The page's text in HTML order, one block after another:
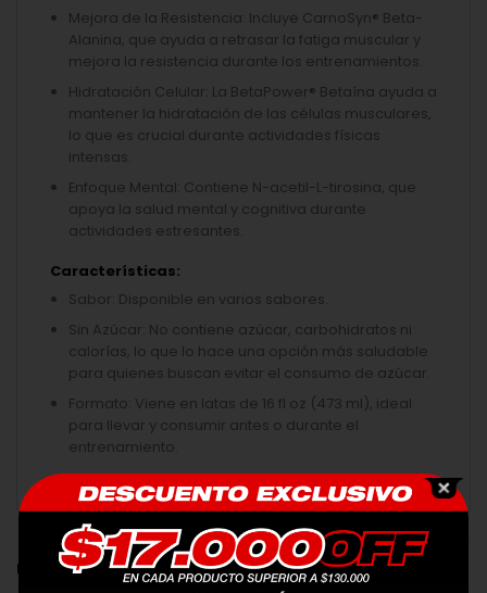
Mejora de la Resistencia: Incluye CarnoSyn® Beta-
Alanina, que ayuda a retrasar la fatiga muscular y
mejora la resistencia durante los entrenamientos.
Hidratación Celular: La BetaPower® Betaína ayuda a
mantener la hidratación de las células musculares,
lo que es crucial durante actividades físicas
intensas.
Enfoque Mental: Contiene N-acetil-L-tirosina, que
apoya la salud mental y cognitiva durante
actividades estresantes.
Características:
Sabor: Disponible en varios sabores.
Sin Azúcar: No contiene azúcar, carbohidratos ni
calorías, lo que lo hace una opción más saludable
para quienes buscan evitar el consumo de azúcar.
Formato: Viene en latas de 16 fl oz (473 ml), ideal
para llevar y consumir antes o durante el
entrenamiento.
PRODUCTOS RELACIONADOS